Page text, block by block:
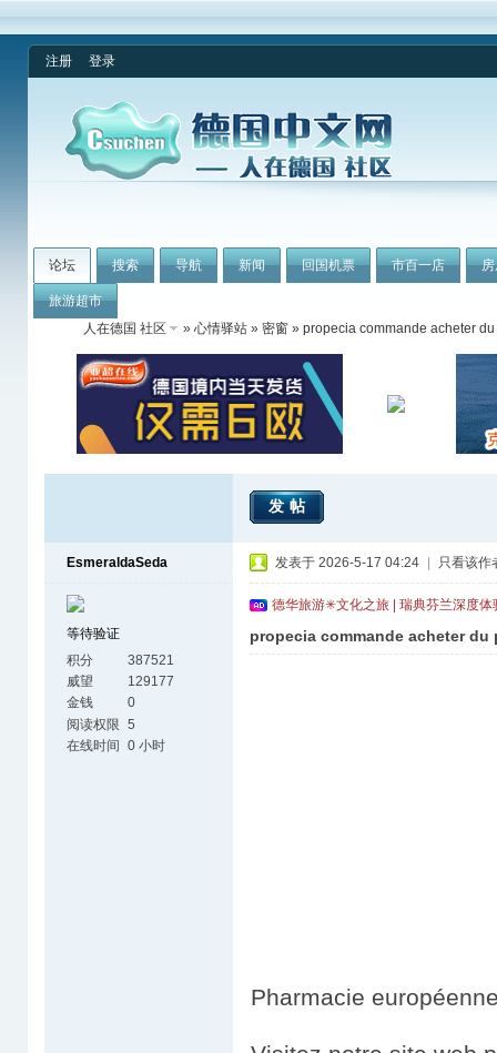
注册 登录
论坛 搜索 导航 新闻 回国机票 市百一店
旅游超市
人在德国 社区
» 心情驿站 » 密窗 » propecia commande acheter
发帖
EsmeraldaSeda
等待验证
积分
387521
威望
129177
金钱
0
阅读权限 5
在线时间 0 小时
发表于 2026-5-17 04:24 只看该作
德华旅游✳文化之旅 | 瑞典芬兰深度
propecia commande acheter
Pharmacie